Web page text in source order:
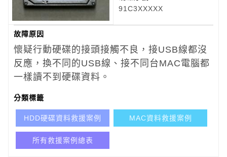
91C3XXXXX
故障原因
懷疑行動硬碟的接頭接觸不良，接USB線都沒
反應，換不同的USB線、接不同台MAC電腦都
一樣讀不到硬碟資料。
分類標籤
HDD硬碟資料救援案例 MAC資料救援案例
所有救援案例總表